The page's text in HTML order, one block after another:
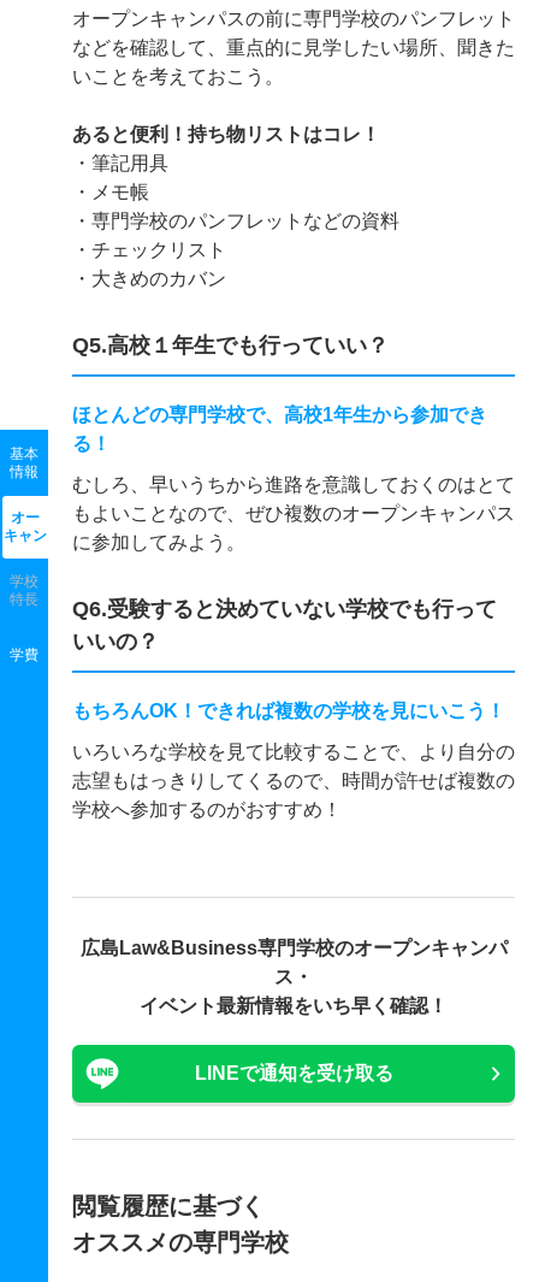
基本
情報
オー
キャン
学校
特長
学費
オープンキャンパスの前に専門学校のパンフレット
などを確認して、重点的に見学したい場所、聞きた
いことを考えておこう。
あると便利！持ち物リストはコレ！
・筆記用具
・メモ帳
・専門学校のパンフレットなどの資料
・チェックリスト
・大きめのカバン
Q5.高校１年生でも行っていい？
ほとんどの専門学校で、高校1年生から参加でき
る！
むしろ、早いうちから進路を意識しておくのはとて
もよいことなので、ぜひ複数のオープンキャンパス
に参加してみよう。
Q6.受験すると決めていない学校でも行って
いいの？
もちろんOK！できれば複数の学校を見にいこう！
いろいろな学校を見て比較することで、より自分の
志望もはっきりしてくるので、時間が許せば複数の
学校へ参加するのがおすすめ！
広島Law&Business専門学校のオープンキャンパ
ス・
イベント最新情報をいち早く確認！
LINEで通知を受け取る
閲覧履歴に基づく
オススメの専門学校